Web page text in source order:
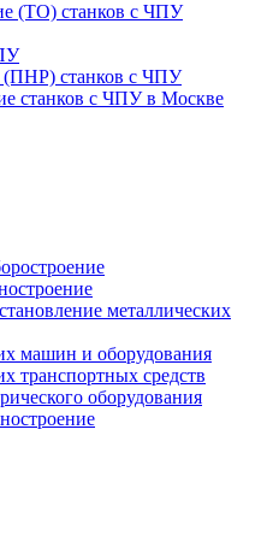
(ТО) станков с ЧПУ
(ПНР) станков с ЧПУ
станков с ЧПУ в Москве
металлических
машин и оборудования
транспортных средств
оборудования